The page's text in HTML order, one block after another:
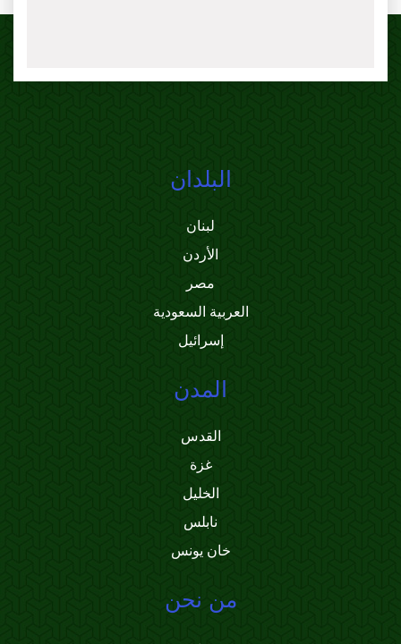
البلدان
لبنان
الأردن
مصر
العربية السعودية
إسرائيل
المدن
القدس
غزة
الخليل
نابلس
خان يونس
من نحن